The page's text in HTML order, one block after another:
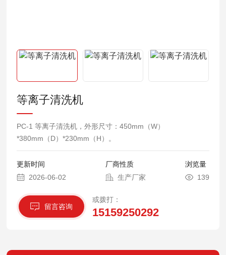
等离子清洗机
PC-1 等离子清洗机，外形尺寸：450mm（W）
*380mm（D）*230mm（H）。
更新时间
2026-06-02
厂商性质
生产厂家
浏览量
139
留言咨询
或拨打：
15159250292